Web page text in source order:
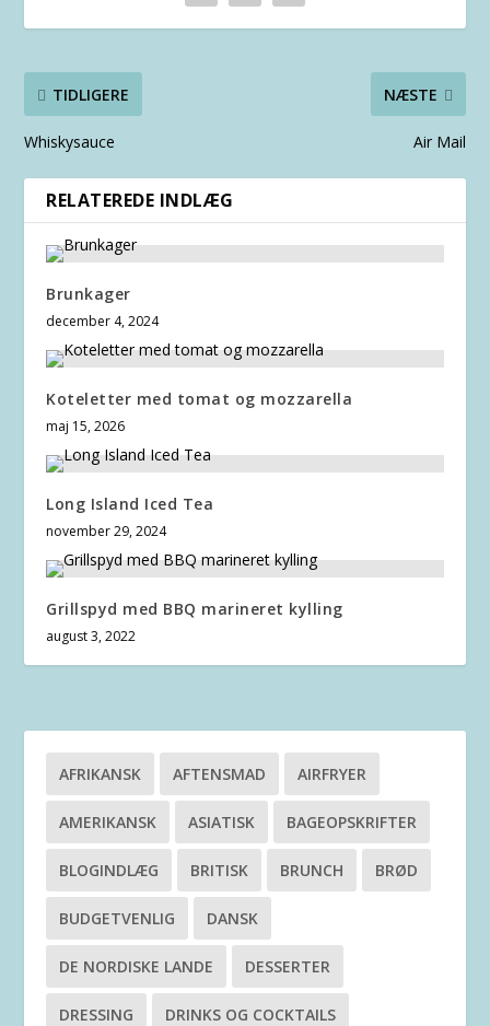
TIDLIGERE
Whiskysauce
NÆSTE
Air Mail
RELATEREDE INDLÆG
Brunkager
december 4, 2024
Koteletter med tomat og mozzarella
maj 15, 2026
Long Island Iced Tea
november 29, 2024
Grillspyd med BBQ marineret kylling
august 3, 2022
AFRIKANSK AFTENSMAD AIRFRYER
AMERIKANSK ASIATISK BAGEOPSKRIFTER
BLOGINDLÆG BRITISK BRUNCH BRØD
BUDGETVENLIG DANSK
DE NORDISKE LANDE DESSERTER
DRESSING DRINKS OG COCKTAILS